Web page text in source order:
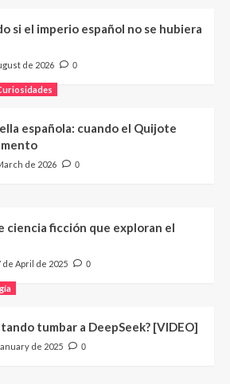
si el imperio español no se hubiera
de 2026 0
española: cuando el Quijote
de 2026 0
ciencia ficción que exploran el
de April de 2025 0
tumbar a DeepSeek? [VIDEO]
de 2025 0